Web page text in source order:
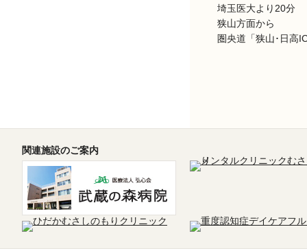
埼玉医大より20分
狭山方面から
圏央道「狭山･日高
関連施設のご案内